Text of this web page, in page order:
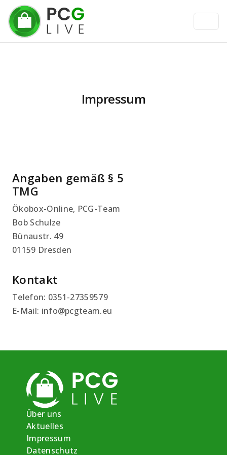
Impressum
Angaben gemäß § 5
TMG
Ökobox-Online, PCG-Team
Bob Schulze
Bünaustr. 49
01159 Dresden
Kontakt
Telefon: 0351-27359579
E-Mail: info@pcgteam.eu
Über uns
Aktuelles
Impressum
Datenschutz